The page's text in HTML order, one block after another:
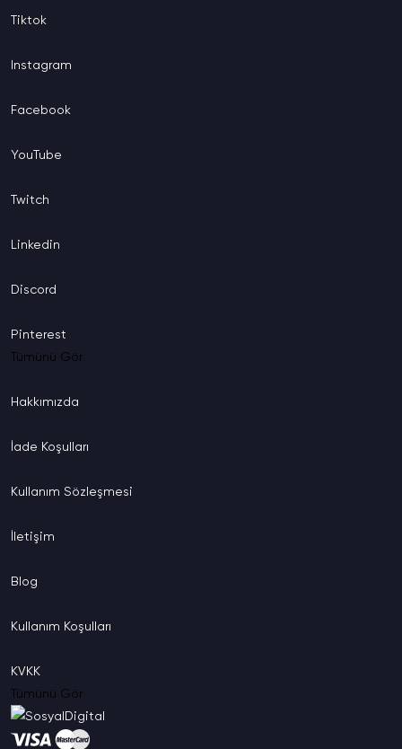
Tiktok
Instagram
Facebook
YouTube
Twitch
Linkedin
Discord
Pinterest
Tümünü Gör
Hakkımızda
İade Koşulları
Kullanım Sözleşmesi
İletişim
Blog
Kullanım Koşulları
KVKK
Tümünü Gör